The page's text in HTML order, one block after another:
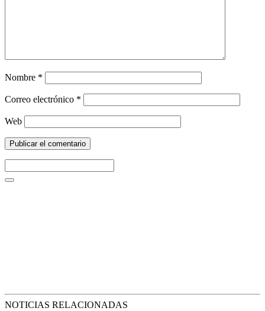
Nombre *
Correo electrónico *
Web
NOTICIAS RELACIONADAS